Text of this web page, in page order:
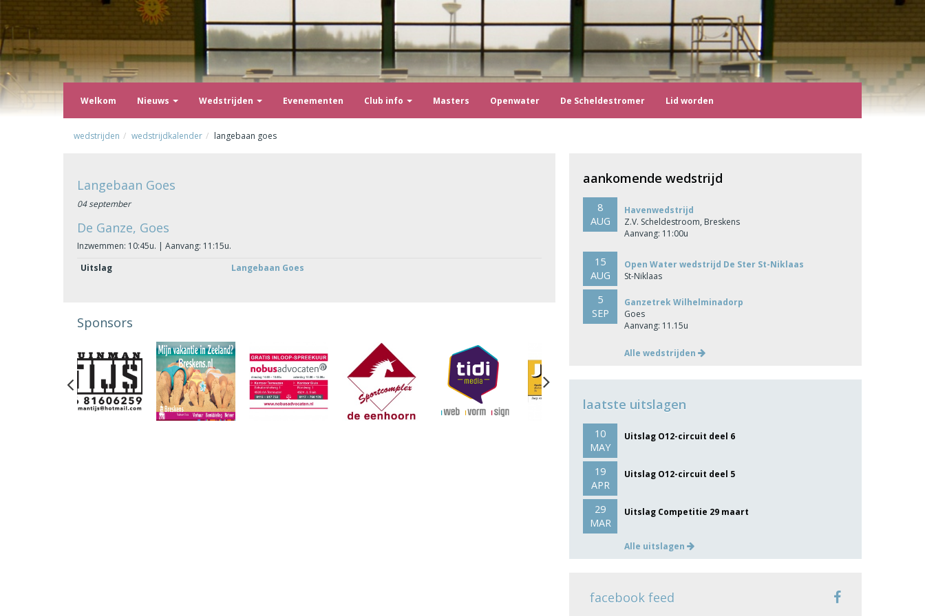
Welkom Nieuws Wedstrijden Evenementen Club info Masters Openwater De Scheldestromer Lid worden
wedstrijden wedstrijdkalender langebaan goes
Langebaan Goes
04 september
De Ganze, Goes
Inzwemmen: 10:45u. | Aanvang: 11:15u.
Uitslag
Langebaan Goes
Sponsors
Previous Next
aankomende wedstrijd
8
AUG
Havenwedstrijd
Z.V. Scheldestroom, Breskens
Aanvang: 11:00u
15
AUG
Open Water wedstrijd De Ster St-Niklaas
St-Niklaas
5
SEP
Ganzetrek Wilhelminadorp
Goes
Aanvang: 11.15u
Alle wedstrijden
laatste uitslagen
10
MAY
Uitslag O12-circuit deel 6
19
APR
Uitslag O12-circuit deel 5
29
MAR
Uitslag Competitie 29 maart
Alle uitslagen
facebook feed